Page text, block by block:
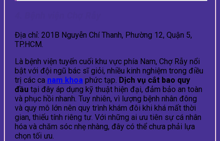
Địa chỉ: 201B Nguyễn Chí Thanh, Phường 12, Quận 5,
TP.HCM.
Là bệnh viện tuyến cuối khu vực phía Nam, Chợ Rẫy nổi
bật với đội ngũ bác sĩ giỏi, nhiều kinh nghiệm trong điều
trị các ca nam khoa phức tạp. Dịch vụ cắt bao quy
đầu tại đây áp dụng kỹ thuật hiện đại, đảm bảo an toàn
và phục hồi nhanh. Tuy nhiên, vì lượng bệnh nhân đông
và quy mô lớn nên quy trình khám đôi khi khá mất thời
gian, thiếu tính riêng tư. Với những ai ưu tiên sự cá nhân
hóa và chăm sóc nhẹ nhàng, đây có thể chưa phải lựa
chọn tối ưu.